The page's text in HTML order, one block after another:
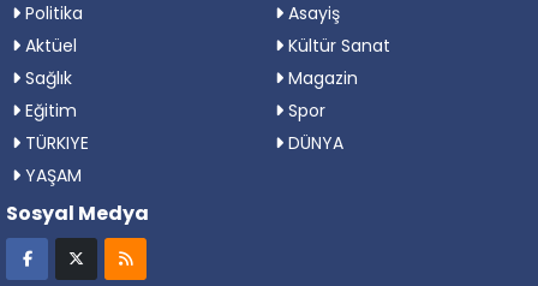
Politika
Asayiş
Aktüel
Kültür Sanat
Sağlık
Magazin
Eğitim
Spor
TÜRKIYE
DÜNYA
YAŞAM
Sosyal Medya